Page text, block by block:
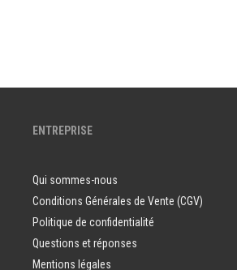
ENTREPRISE
Qui sommes-nous
Conditions Générales de Vente (CGV)
Politique de confidentialité
Questions et réponses
Mentions légales